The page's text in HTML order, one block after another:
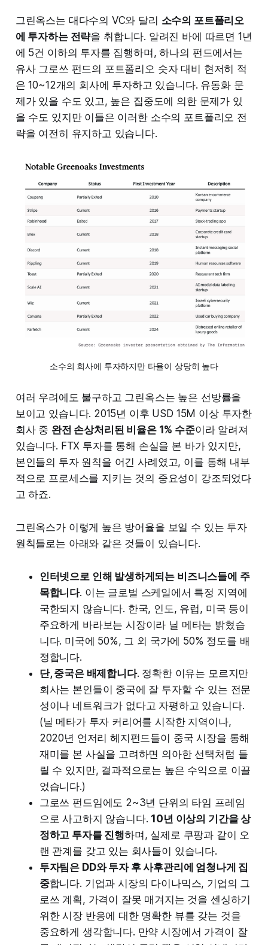
그린옥스는 대다수의 VC와 달리 소수의 포트폴리오
에 투자하는 전략을 취합니다. 알려진 바에 따르면 1년
에 5건 이하의 투자를 집행하며, 하나의 펀드에서는
유사 그로쓰 펀드의 포트폴리오 숫자 대비 현저히 적
은 10~12개의 회사에 투자하고 있습니다. 유동화 문
제가 있을 수도 있고, 높은 집중도에 의한 문제가 있
을 수도 있지만 이들은 이러한 소수의 포트폴리오 전
략을 여전히 유지하고 있습니다.
소수의 회사에 투자하지만 타율이 상당히 높다
여러 우려에도 불구하고 그린옥스는 높은 선방률을
보이고 있습니다. 2015년 이후 USD 15M 이상 투자한
회사 중 완전 손상처리된 비율은 1% 수준이라 알려져
있습니다. FTX 투자를 통해 손실을 본 바가 있지만,
본인들의 투자 원칙을 어긴 사례였고, 이를 통해 내부
적으로 프로세스를 지키는 것의 중요성이 강조되었다
고 하죠.
그린옥스가 이렇게 높은 방어율을 보일 수 있는 투자
원칙들로는 아래와 같은 것들이 있습니다.
인터넷으로 인해 발생하게되는 비즈니스들에 주
목합니다. 이는 글로벌 스케일에서 특정 지역에
국한되지 않습니다. 한국, 인도, 유럽, 미국 등이
주요하게 바라보는 시장이라 닐 메타는 밝혔습
니다. 미국에 50%, 그 외 국가에 50% 정도를 배
정합니다.
단, 중국은 배제합니다. 정확한 이유는 모르지만
회사는 본인들이 중국에 잘 투자할 수 있는 전문
성이나 네트워크가 없다고 자평하고 있습니다.
(닐 메타가 투자 커리어를 시작한 지역이나,
2020년 언저리 헤지펀드들이 중국 시장을 통해
재미를 본 사실을 고려하면 의아한 선택처럼 들
릴 수 있지만, 결과적으로는 높은 수익으로 이끌
었습니다.)
그로쓰 펀드임에도 2~3년 단위의 타임 프레임
으로 사고하지 않습니다. 10년 이상의 기간을 상
정하고 투자를 진행하며, 실제로 쿠팡과 같이 오
랜 관계를 갖고 있는 회사들이 있습니다.
투자팀은 DD와 투자 후 사후관리에 엄청나게 집
중합니다. 기업과 시장의 다이나믹스, 기업의 그
로쓰 계획, 가격이 잘못 매겨지는 것을 센싱하기
위한 시장 반응에 대한 명확한 뷰를 갖는 것을
중요하게 생각합니다. 만약 시장에서 가격이 잘